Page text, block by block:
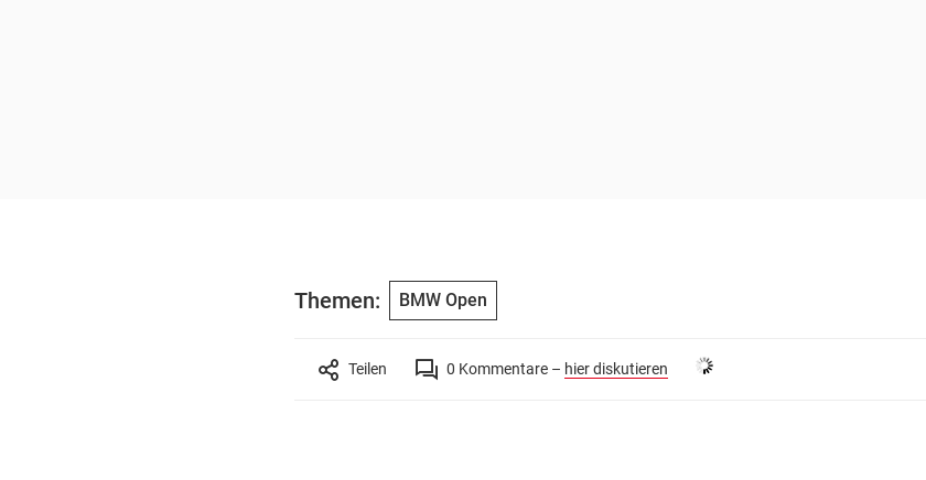
Themen: BMW Open
Teilen 0 Kommentare – hier diskutieren